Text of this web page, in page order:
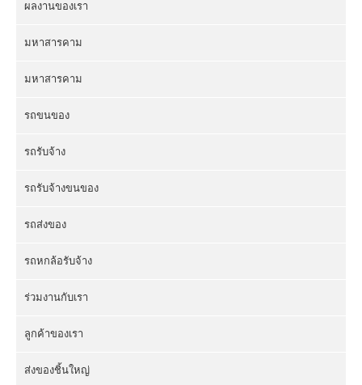
ผลงานของเรา
มหาสารคาม
มหาสารคาม
รถขนของ
รถรับจ้าง
รถรับจ้างขนของ
รถส่งของ
รถหกล้อรับจ้าง
ร่วมงานกับเรา
ลูกค้าของเรา
ส่งของชิ้นใหญ่